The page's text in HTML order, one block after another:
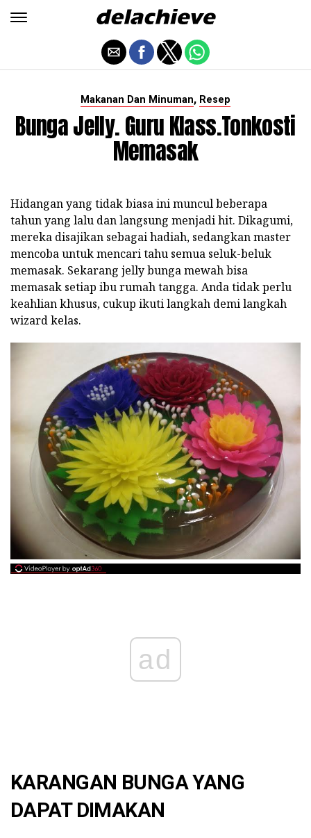
Makanan Dan Minuman, Resep
Bunga Jelly. Guru Klass.Tonkosti
Memasak
Hidangan yang tidak biasa ini muncul beberapa
tahun yang lalu dan langsung menjadi hit. Dikagumi,
mereka disajikan sebagai hadiah, sedangkan master
mencoba untuk mencari tahu semua seluk-beluk
memasak. Sekarang jelly bunga mewah bisa
memasak setiap ibu rumah tangga. Anda tidak perlu
keahlian khusus, cukup ikuti langkah demi langkah
wizard kelas.
ad
KARANGAN BUNGA YANG
DAPAT DIMAKAN